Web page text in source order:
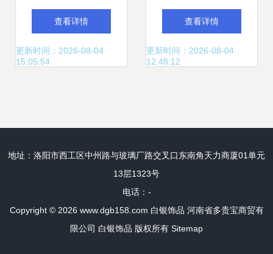
龙凤手镯的浪漫与
传承
查看详情
更新时间：2026-08-04
15:05:54
探寻工艺品金属定
制背后的价值密码
查看详情
更新时间：2026-08-04
12:48:12
地址：洛阳市西工区中州路与玻璃厂路交叉口东南角天力商厦01单元
13层1323号
电话：-
Copyright © 2026 www.dgb158.com 白银饰品 河南省多贵宝商贸有
限公司 白银饰品 版权所有 Sitemap